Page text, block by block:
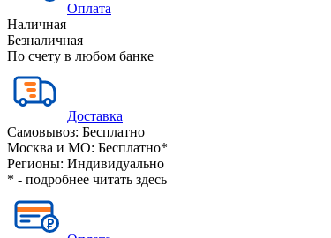
Оплата
Наличная
Безналичная
По счету в любом банке
Доставка
Самовывоз: Бесплатно
Москва и МО: Бесплатно*
Регионы: Индивидуально
* - подробнее читать здесь